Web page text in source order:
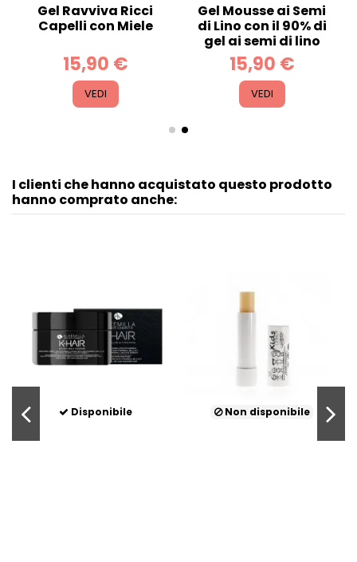
Gel Ravviva Ricci
Capelli con Miele
15,90 €
VEDI
Gel Mousse ai Semi
di Lino con il 90% di
gel ai semi di lino
15,90 €
VEDI
I clienti che hanno acquistato questo prodotto
hanno comprato anche:
Disponibile Non disponibile